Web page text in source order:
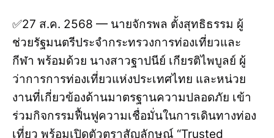
✅27 ส.ค. 2568 — นายจักรพล ตั้งสุทธิธรรม ผู้
ช่วยรัฐมนตรีประจำกระทรวงการท่องเที่ยวและ
กีฬา พร้อมด้วย นางสาวฐาปนีย์ เกียรติไพบูลย์ ผู้
ว่าการการท่องเที่ยวแห่งประเทศไทย และหน่วย
งานที่เกี่ยวข้องด้านมาตรฐานความปลอดภัย เข้า
ร่วมกิจกรรมฟื้นฟูความเชื่อมั่นในการเดินทางท่อง
เที่ยว พร้อมเปิดตัวตราสัญลักษณ์ “Trusted